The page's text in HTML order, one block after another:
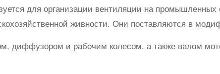
для организации вентиляции на промышленных
живности. Они поставляются в
диффузором и рабочим колесом, а также валом